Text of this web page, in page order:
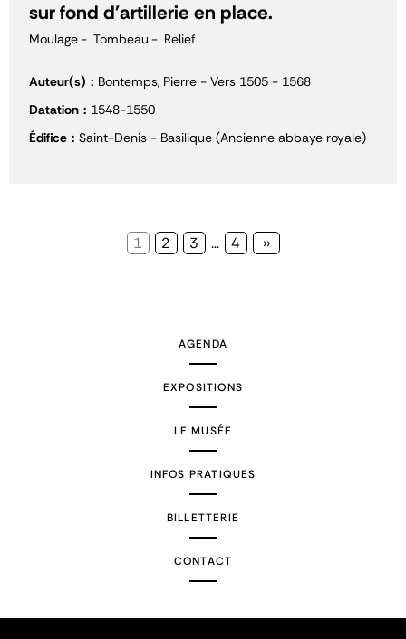
sur fond d'artillerie en place.
Moulage Tombeau Relief
Auteur(s)
Bontemps, Pierre - Vers 1505 - 1568
Datation
1548-1550
Édifice
Saint-Denis - Basilique (Ancienne abbaye royale)
Page
1 Page
2 Page
3 … Page
4
Page
››
AGENDA
EXPOSITIONS
LE MUSÉE
INFOS PRATIQUES
BILLETTERIE
CONTACT